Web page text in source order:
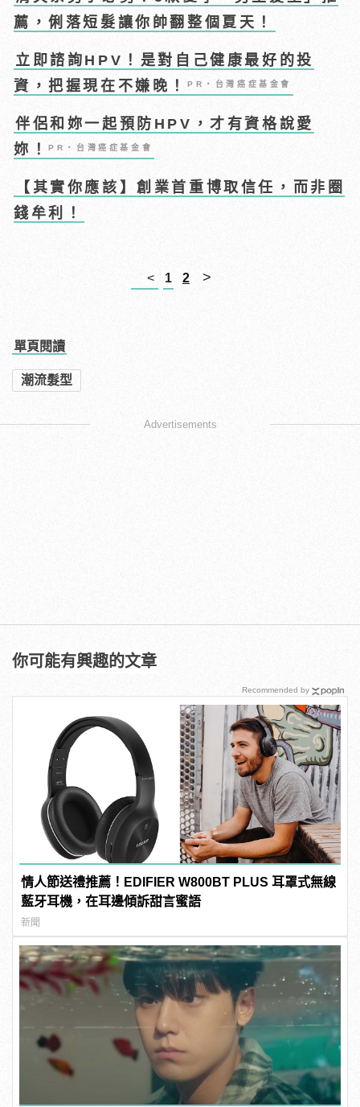
薦，俐落短髮讓你帥翻整個夏天！
立即諮詢HPV！是對自己健康最好的投
資，把握現在不嫌晚！PR・台灣癌症基金會
伴侶和妳一起預防HPV，才有資格說愛
妳！PR・台灣癌症基金會
【其實你應該】創業首重博取信任，而非圈
錢牟利！
< 1 2 >
單頁閱讀
潮流髮型
Advertisements
你可能有興趣的文章
情人節送禮推薦！EDIFIER W800BT PLUS 耳罩式無線
藍牙耳機，在耳邊傾訴甜言蜜語
新聞
Recommended by